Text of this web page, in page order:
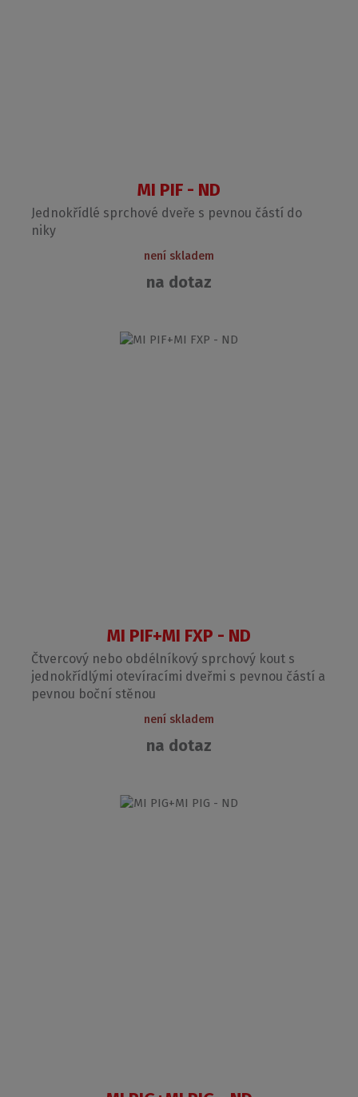
MI PIF - ND
Jednokřídlé sprchové dveře s pevnou částí do
niky
není skladem
na dotaz
MI PIF+MI FXP - ND
Čtvercový nebo obdélníkový sprchový kout s
jednokřídlými otevíracími dveřmi s pevnou částí a
pevnou boční stěnou
není skladem
na dotaz